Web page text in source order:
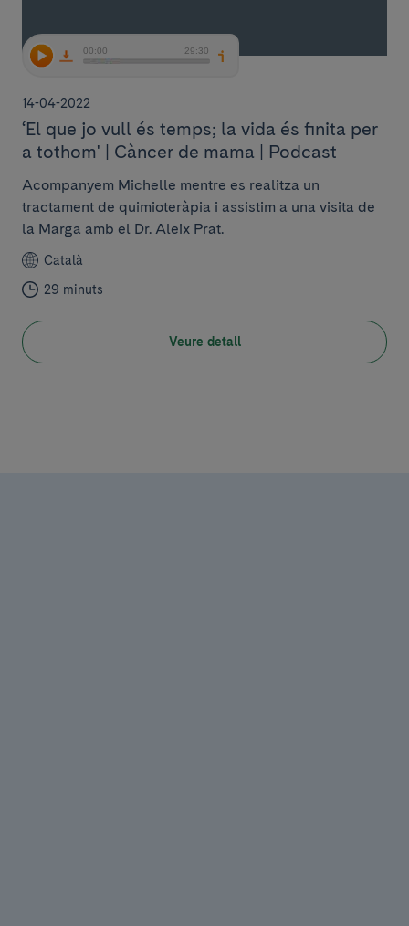
14-04-2022
‘El que jo vull és temps; la vida és finita per
a tothom' | Càncer de mama | Podcast
Acompanyem Michelle mentre es realitza un
tractament de quimioteràpia i assistim a una visita de
la Marga amb el Dr. Aleix Prat.
Català
29 minuts
Veure detall